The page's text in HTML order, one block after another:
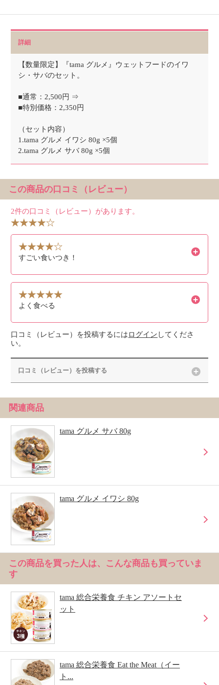
詳細
【数量限定】『tama グルメ』ウェットフードのイワ
シ・サバのセット。
■通常：2,500円 ⇒
■特別価格：2,350円
（セット内容）
1.tama グルメ イワシ 80g ×5個
2.tama グルメ サバ 80g ×5個
この商品の口コミ（レビュー）
2件の口コミ（レビュー）があります。
すごい食いつき！
よく食べる
口コミ（レビュー）を投稿するにはログイン してくださ
い。
口コミ（レビュー）を投稿する
関連商品
tama グルメ サバ 80g
tama グルメ イワシ 80g
この商品を買った人は、こんな商品も買っていま
す
tama 総合栄養食 チキン アソートセ
ット
tama 総合栄養食 Eat the Meat（イー
ト...